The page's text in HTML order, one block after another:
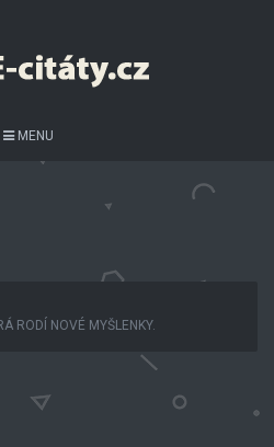
MENU
RODÍ NOVÉ MYŠLENKY.